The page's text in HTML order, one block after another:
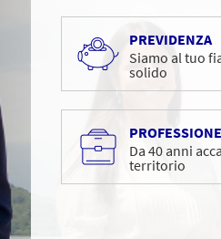
PREVIDENZA
Siamo al tuo
solido
PROFESSIONE
Da 40 anni
territorio